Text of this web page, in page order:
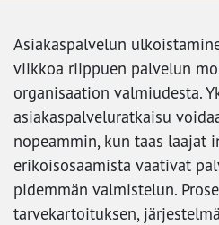
Asiakaspalvelun
viikkoa riippuen palvelun
organisaation valmiudesta.
asiakaspalveluratkaisu
nopeammin, kun taas laajat
erikoisosaamista vaativat
pidemmän valmistelun.
tarvekartoituksen,